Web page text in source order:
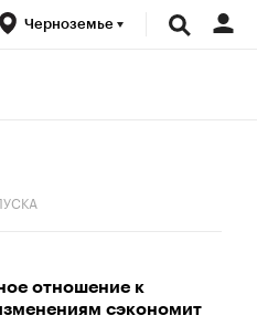
Черноземье
отношение к
сэкономит